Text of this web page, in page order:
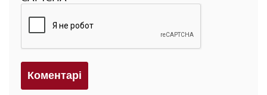
Коментарi